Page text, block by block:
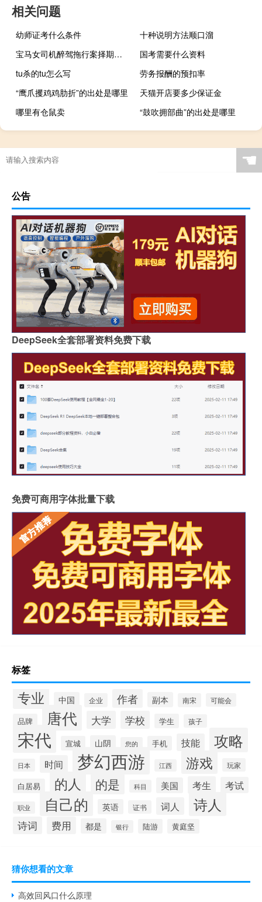
相关问题
幼师证考什么条件
十种说明方法顺口溜
宝马女司机醉驾拖行案择期宣判 货车车顶摞轿车疑无固定措施高速行驶
国考需要什么资料
tu杀的tu怎么写
劳务报酬的预扣率
“鹰爪攫鸡鸡肋折”的出处是哪里
天猫开店要多少保证金
哪里有仓鼠卖
“鼓吹拥部曲”的出处是哪里
☚
公告
DeepSeek全套部署资料免费下载
免费可商用字体批量下载
标签
专业 中国 企业 作者 副本 南宋 可能会
品牌 唐代 大学 学校 学生 孩子
宋代 宣城 山阴 您的 手机 技能 攻略
日本 时间 梦幻西游 江西 游戏 玩家
白居易 的人 的是 科目 美国 考生 考试
职业 自己的 英语 证书 词人 诗人
诗词 费用 都是 银行 陆游 黄庭坚
猜你想看的文章
高效回风口什么原理